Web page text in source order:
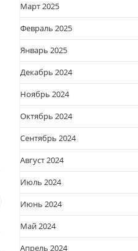
Март 2025
Февраль 2025
Январь 2025
Декабрь 2024
Ноябрь 2024
Октябрь 2024
Сентябрь 2024
Август 2024
Июль 2024
Июнь 2024
Май 2024
Апрель 2024